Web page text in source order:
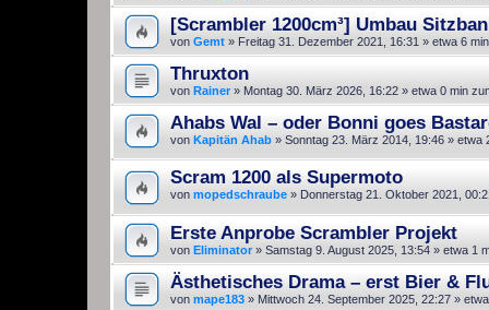
[Scrambler 1200cm³] Umbau
von Gemt » Freitag 31. Dezember 2021, 16:31 » etwa 6
Thruxton
von Rainer» Montag 30. März 2026, 16:22 » etwa 0 min
Ahabs Wal – oder Bonni goes
von Kapitän Ahab » Sonntag 23. März 2014, 19:46 » etwa
Scram 1200 als Supermoto
von mopedschraube » Donnerstag 21. Oktober 2021,
Erste Anprobe Scrambler Projekt
von Eliminator» Samstag 9. August 2025, 13:54 » etwa 1
Ästhetisches Drama – erst Bier &
von mape183 » Mittwoch 24. September 2025, 22:27 »